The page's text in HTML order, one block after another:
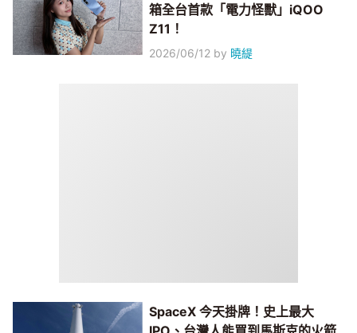
箱全台首款「電力怪獸」iQOO
Z11！
2026/06/12 by 曉緹
SpaceX 今天掛牌！史上最大